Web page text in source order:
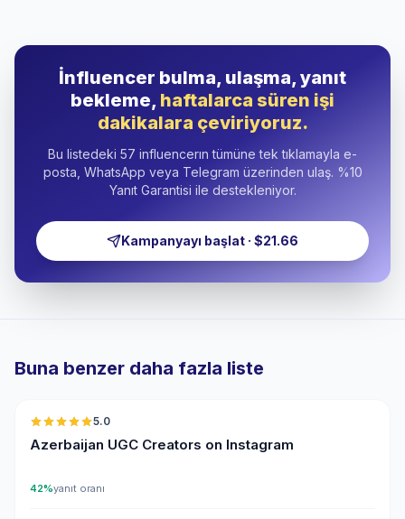
İnfluencer bulma, ulaşma, yanıt
bekleme, haftalarca süren işi
dakikalara çeviriyoruz.
Bu listedeki 57 influencerın tümüne tek tıklamayla e-
posta, WhatsApp veya Telegram üzerinden ulaş. %10
Yanıt Garantisi ile destekleniyor.
Kampanyayı başlat · $21.66
Buna benzer daha fazla liste
5.0
Azerbaijan UGC Creators on Instagram
42%yanıt oranı